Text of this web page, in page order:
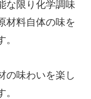
な限り化学調味
材料自体の味を
の味わいを楽し